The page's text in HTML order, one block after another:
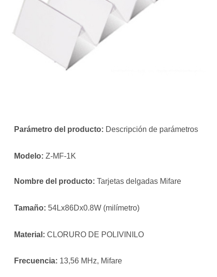
Parámetro del producto: Descripción de parámetros
Modelo: Z-MF-1K
Nombre del producto: Tarjetas delgadas Mifare
Tamaño: 54Lx86Dx0.8W (milímetro)
Material: CLORURO DE POLIVINILO
Frecuencia: 13,56 MHz, Mifare